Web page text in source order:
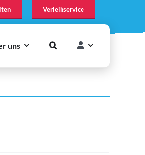
Verleihservice
uns